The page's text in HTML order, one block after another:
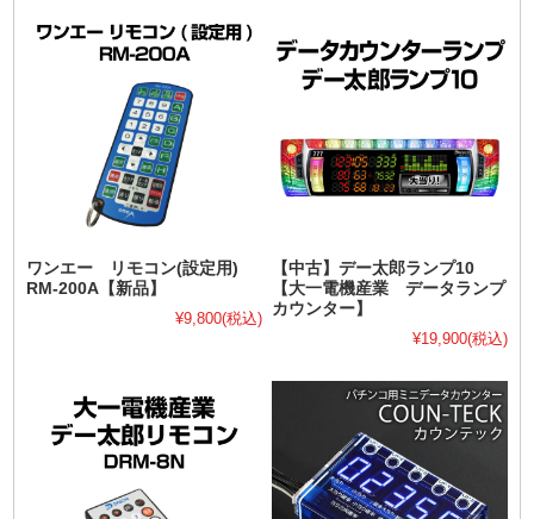
ワンエー リモコン(設定用)
RM-200A【新品】
¥9,800(税込)
【中古】デー太郎ランプ10
【大一電機産業 データランプ
カウンター】
¥19,900(税込)